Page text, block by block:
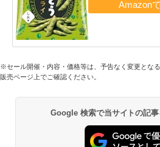
※セール開催・内容・価格等は、予告なく変更とな
販売ページ上でご確認ください。
Google 検索で当サイトの記